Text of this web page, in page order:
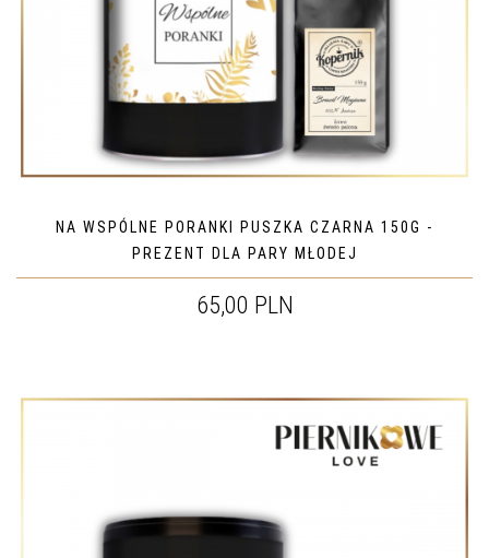
NA WSPÓLNE PORANKI PUSZKA CZARNA 150G -
PREZENT DLA PARY MŁODEJ
65,00 PLN